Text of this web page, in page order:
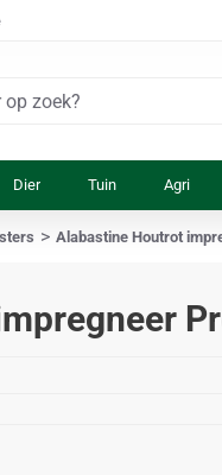
Dier Tuin Agri
Alabastine Houtrot